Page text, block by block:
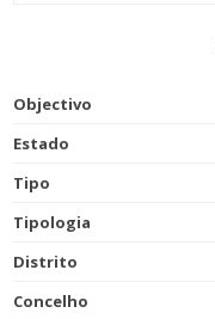
Objectivo
Estado
Tipo
Tipologia
Distrito
Concelho